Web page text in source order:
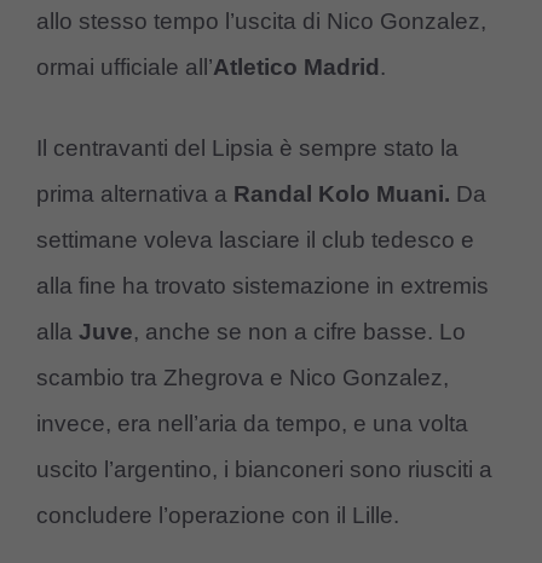
allo stesso tempo l’uscita di Nico Gonzalez,
ormai ufficiale all’Atletico Madrid .
Il centravanti del Lipsia è sempre stato la
prima alternativa a Randal Kolo Muani. Da
settimane voleva lasciare il club tedesco e
alla fine ha trovato sistemazione in extremis
alla Juve, anche se non a cifre basse. Lo
scambio tra Zhegrova e Nico Gonzalez,
invece, era nell’aria da tempo, e una volta
uscito l’argentino, i bianconeri sono riusciti a
concludere l’operazione con il Lille.